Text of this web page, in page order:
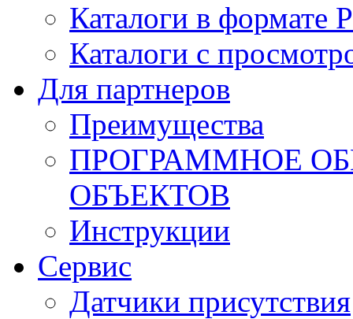
Каталоги в формате
Каталоги с
Для партнеров
Преимущества
ПРОГРАММНОЕ
ОБЪЕКТОВ
Инструкции
Сервис
Датчики присутствия